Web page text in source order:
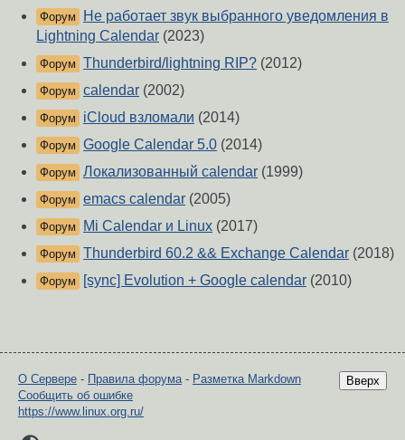
Форум
Не работает звук выбранного уведомления в
Lightning Calendar (2023)
Форум Thunderbird/lightning RIP? (2012)
Форум calendar (2002)
Форум iCloud взломали (2014)
Форум Google Calendar 5.0 (2014)
Форум Локализованный calendar (1999)
Форум emacs calendar (2005)
Форум Mi Calendar и Linux (2017)
Форум Thunderbird 60.2 && Exchange Calendar (2018)
Форум [sync] Evolution + Google calendar (2010)
Вверх
О Сервере - Правила форума- Разметка Markdown
Сообщить об ошибке
https://www.linux.org.ru/